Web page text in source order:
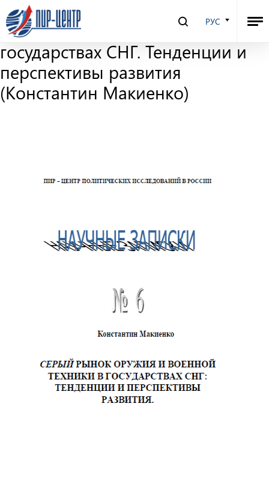
РУС
№6 (1997). Серый рынок оружия
и военной техники в
государствах СНГ. Тенденции и
перспективы развития
(Константин Макиенко)